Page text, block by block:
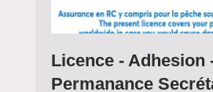
Licence - Adhesion
Permanance